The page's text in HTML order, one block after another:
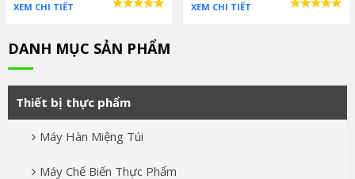
XEM CHI TIẾT XEM CHI TIẾT
DANH MỤC SẢN PHẨM
Thiết bị thực phẩm
Máy Hàn Miệng Túi
Máy Chế Biến Thực Phẩm